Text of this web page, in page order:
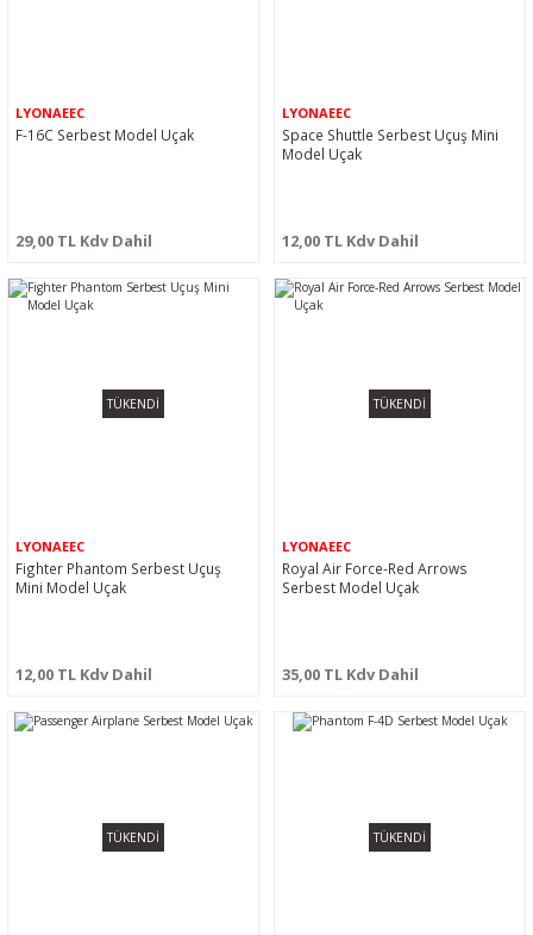
LYONAEEC
F-16C Serbest Model Uçak
29,00 TL Kdv Dahil
LYONAEEC
Space Shuttle Serbest Uçuş Mini
Model Uçak
12,00 TL Kdv Dahil
TÜKENDİ
LYONAEEC
Fighter Phantom Serbest Uçuş
Mini Model Uçak
12,00 TL Kdv Dahil
TÜKENDİ
LYONAEEC
Royal Air Force-Red Arrows
Serbest Model Uçak
35,00 TL Kdv Dahil
TÜKENDİ TÜKENDİ